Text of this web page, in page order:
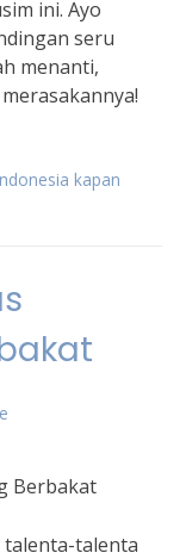
ini. Ayo
seru
menanti,
kapan
Berbakat
talenta-talenta